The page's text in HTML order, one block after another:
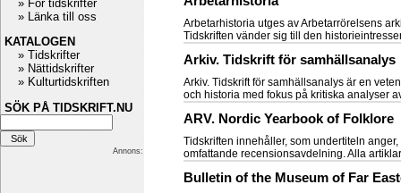
Arbetarhistoria utges av Arbetarrörelsens
Tidskriften vänder sig till den
Arkiv. Tidskrift för samhällsanalys
Arkiv. Tidskrift för samhällsanalys är en
och historia med fokus på kritiska analyser
ARV. Nordic Yearbook of Folklore
Tidskriften innehåller, som undertiteln
omfattande recensionsavdelning. Alla
Bulletin of the Museum of Far
» För tidskrifter
» Länka till oss
KATALOGEN
» Tidskrifter
» Nättidskrifter
» Kulturtidskriften
SÖK PÅ TIDSKRIFT.NU
Annons: